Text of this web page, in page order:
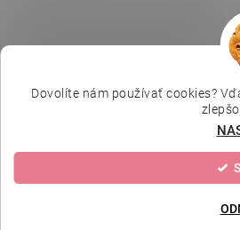
Dovolíte nám používať cookies?